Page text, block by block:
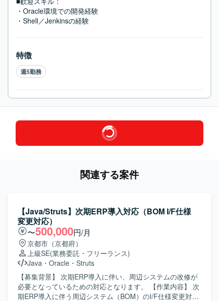
・Oracle環境での開発経験
・Shell／Jenkinsの経験
特徴
週5勤務
関連する案件
【Java/Struts】次期ERP導入対応（BOM I/F仕様
変更対応）
〜500,000円/月
京都市（京都府）
上級SE(業務委託・フリーランス)
Java ・ Oracle ・ Struts
【募集背景】 次期ERP導入に伴い、周辺システムの改修が
必要となっているための対応となります。 【作業内容】 次
期ERP導入に伴う周辺システム（BOM）のI/F仕様変更対応